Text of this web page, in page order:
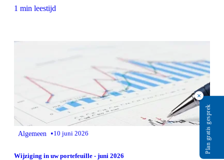
1 min leestijd
Algemeen •10 juni 2026
Wijziging in uw portefeuille - juni 2026
×
Plan gratis gesprek